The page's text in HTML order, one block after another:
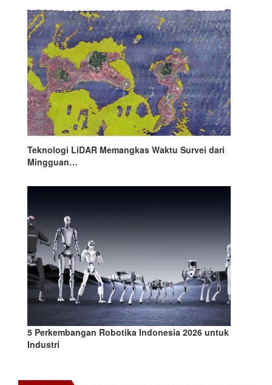
Teknologi LiDAR Memangkas Waktu Survei dari
Mingguan…
5 Perkembangan Robotika Indonesia 2026 untuk
Industri